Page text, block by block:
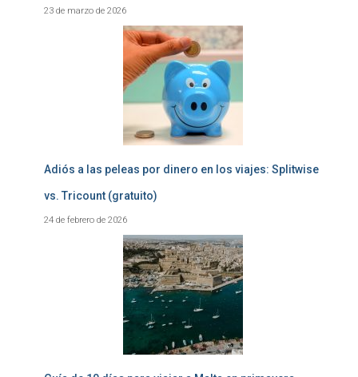
23 de marzo de 2026
Adiós a las peleas por dinero en los viajes: Splitwise
vs. Tricount (gratuito)
24 de febrero de 2026